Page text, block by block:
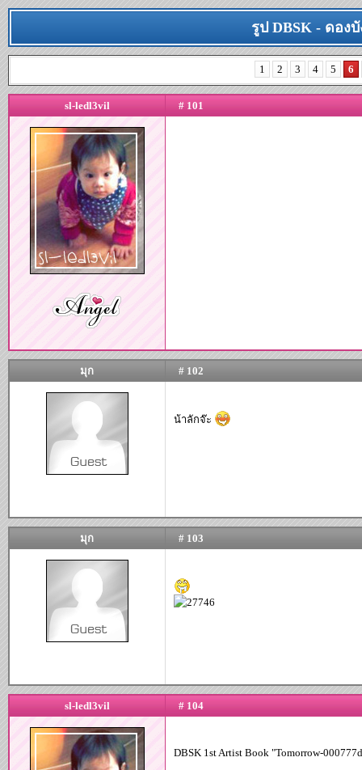
รูป DBSK - ดอง
1 2 3 4 5 6
sl-ledl3vil # 101
มุก # 102
น้าลักจ๊ะ
มุก # 103
sl-ledl3vil # 104
DBSK 1st Artist Book "Tomorrow-